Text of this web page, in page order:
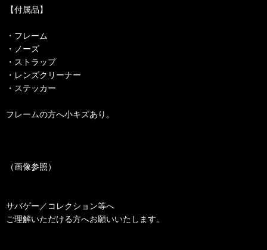
【付属品】
・フレーム
・ノーズ
・ストラップ
・レンズクリーナー
・ステッカー
フレームの方へ小キズあり。
（画像参照）
サバゲー／コレクション等へ
ご理解いただける方へお願いいたします。